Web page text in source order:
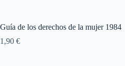
Guía de los derechos de la mujer 1984
1,90 €